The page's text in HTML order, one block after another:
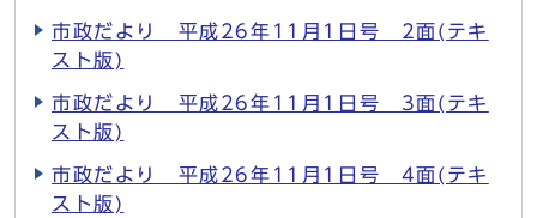
市政だより 平成26年11月1日号 2面(テキ
スト版)
市政だより 平成26年11月1日号 3面(テキ
スト版)
市政だより 平成26年11月1日号 4面(テキ
スト版)